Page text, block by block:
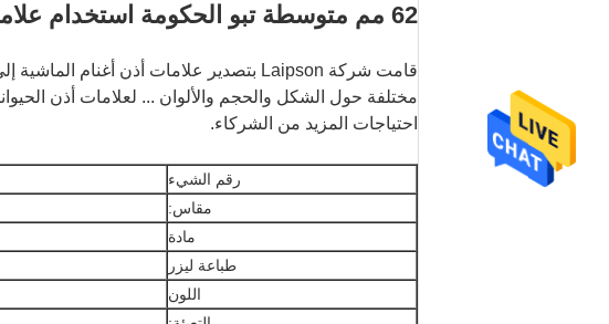
62 مم متوسطة تبو الحكومة استخدام علامة أذن بقرة الماشية للتتبع
احتياجات المزيد من الشركاء.
رقم الشيء
مقاس:
مادة
طباعة ليزر
اللون